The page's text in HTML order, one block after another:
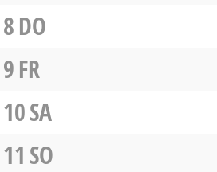
8DO
9FR
10SA
11 SO